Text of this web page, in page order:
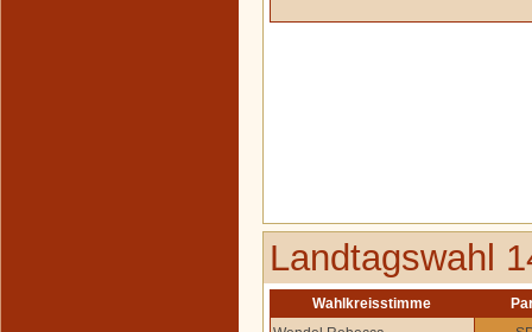
Landtagswahl
Wahlkreisstimme